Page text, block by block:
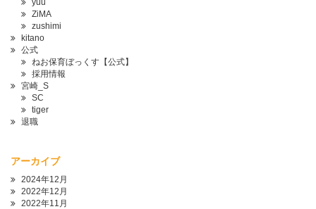
yuu
ZiMA
zushimi
kitano
公式
ねお保育ぼっくす【公式】
採用情報
宮崎_S
SC
tiger
退職
アーカイブ
2024年12月
2022年12月
2022年11月